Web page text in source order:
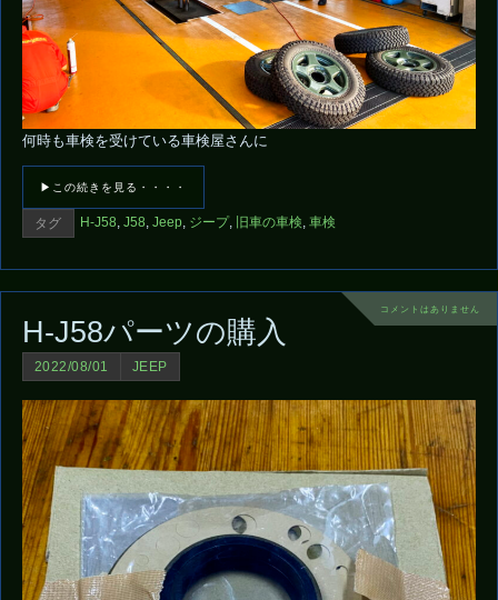
何時も車検を受けている車検屋さんに
▶この続きを見る・・・・
タグ H-J58 J58 Jeep, ジープ, 旧車の車検 車検
コメントはありません
H-J58パーツの購入
2022/08/01 JEEP